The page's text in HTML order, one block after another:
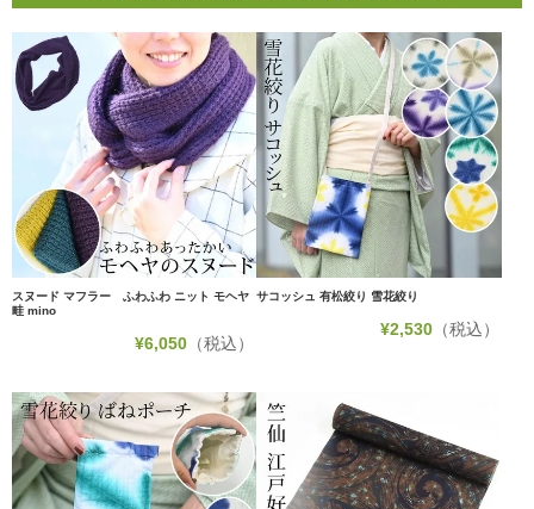
スヌード マフラー ふわふわ ニット モヘヤ
畦 mino
¥6,050 （税込）
サコッシュ 有松絞り 雪花絞り
¥2,530（税込）